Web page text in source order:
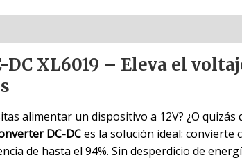
XL6019 – Eleva el
alimentar un dispositivo a 12V? ¿O
DC-DCes la solución ideal: convierte
de hasta el 94%. Sin desperdicio de